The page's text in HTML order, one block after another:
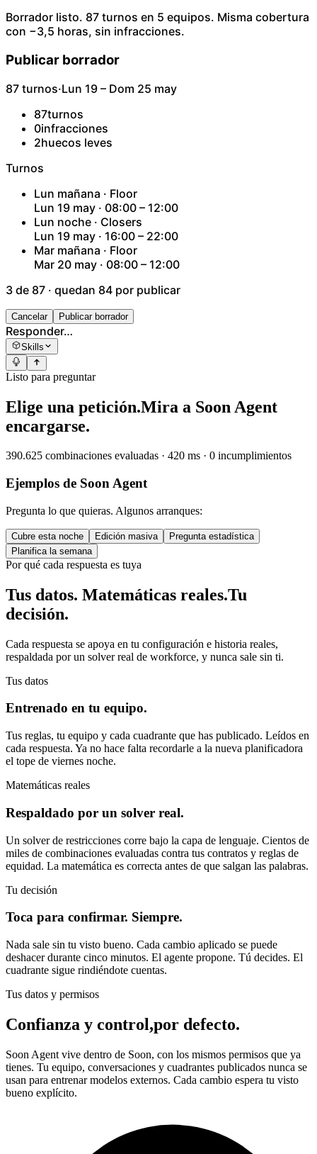
Borrador listo. 87 turnos en 5 equipos. Misma cobertura
con −3,5 horas, sin infracciones.
Publicar borrador
87 turnos·Lun 19 – Dom 25 may
87turnos
0infracciones
2huecos leves
Turnos
Lun mañana · Floor
Lun 19 may · 08:00 – 12:00
Lun noche · Closers
Lun 19 may · 16:00 – 22:00
Mar mañana · Floor
Mar 20 may · 08:00 – 12:00
3 de 87 · quedan 84 por publicar
Cancelar Publicar borrador
Responder…
Skills
Listo para preguntar
Elige una petición.Mira a Soon Agent
encargarse.
390.625 combinaciones evaluadas · 420 ms · 0 incumplimientos
Ejemplos de Soon Agent
Pregunta lo que quieras. Algunos arranques:
Cubre esta noche Edición masiva
Pregunta estadística
Planifica la semana
Por qué cada respuesta es tuya
Tus datos. Matemáticas reales.Tu
decisión.
Cada respuesta se apoya en tu configuración e historia reales,
respaldada por un solver real de workforce, y nunca sale sin ti.
Tus datos
Entrenado en tu equipo.
Tus reglas, tu equipo y cada cuadrante que has publicado. Leídos en
cada respuesta. Ya no hace falta recordarle a la nueva planificadora
el tope de viernes noche.
Matemáticas reales
Respaldado por un solver real.
Un solver de restricciones corre bajo la capa de lenguaje. Cientos de
miles de combinaciones evaluadas contra tus contratos y reglas de
equidad. La matemática es correcta antes de que salgan las palabras.
Tu decisión
Toca para confirmar. Siempre.
Nada sale sin tu visto bueno. Cada cambio aplicado se puede
deshacer durante cinco minutos. El agente propone. Tú decides. El
cuadrante sigue rindiéndote cuentas.
Tus datos y permisos
Confianza y control,por defecto.
Soon Agent vive dentro de Soon, con los mismos permisos que ya
tienes. Tu equipo, conversaciones y cuadrantes publicados nunca se
usan para entrenar modelos externos. Cada cambio espera tu visto
bueno explícito.